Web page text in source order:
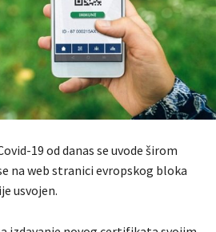
19 od danas se uvode širom
na web stranici evropskog bloka
usvojen.